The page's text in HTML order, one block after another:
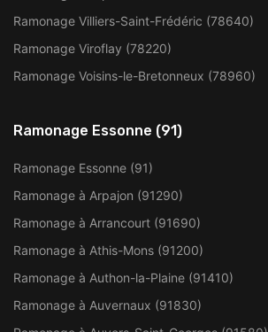
Ramonage Villiers-Saint-Frédéric (78640)
Ramonage Viroflay (78220)
Ramonage Voisins-le-Bretonneux (78960)
Ramonage Essonne (91)
Ramonage Essonne (91)
Ramonage à Arpajon (91290)
Ramonage à Arrancourt (91690)
Ramonage à Athis-Mons (91200)
Ramonage à Authon-la-Plaine (91410)
Ramonage à Auvernaux (91830)